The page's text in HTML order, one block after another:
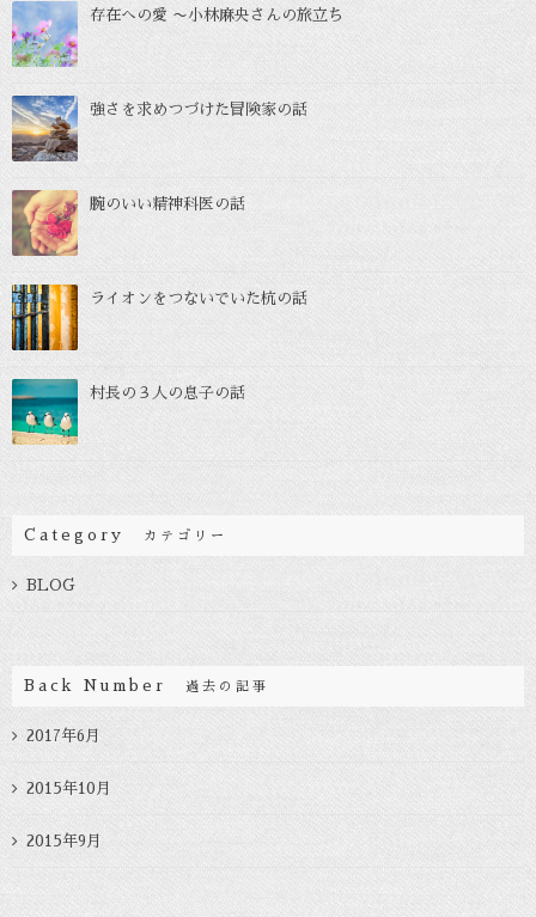
存在への愛 〜小林麻央さんの旅立ち
強さを求めつづけた冒険家の話
腕のいい精神科医の話
ライオンをつないでいた杭の話
村長の３人の息子の話
Category カテゴリー
BLOG
Back Number 過去の記事
2017年6月
2015年10月
2015年9月